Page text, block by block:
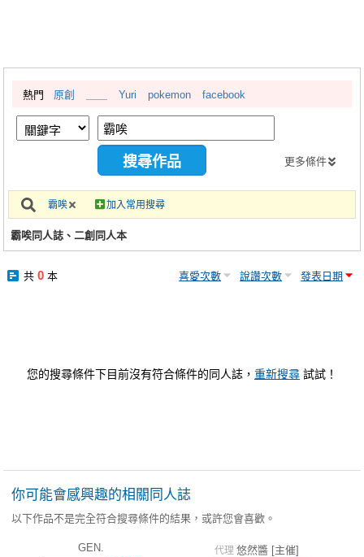
繪圖藝廊
交流中心
攤位轉讓區
會員中心
註冊會員
熱門 原創 Yuri pokemon facebook
更多條件
霸唉 加入常用搜尋
霸唉同人誌、二創同人本
共 0本 喜愛次數 說讚次數 發表日期
您的搜尋條件下目前沒有符合條件的同人誌， 重新搜尋 試試！
你可能會感興趣的相關同人誌
以下作品不是完全符合搜尋條件的結果，或許您會喜歡。
GEN. 代理 悠然醬 [主催]